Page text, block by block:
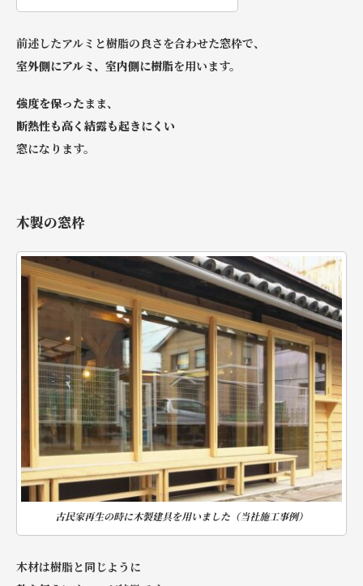
前述したアルミと樹脂の良さを合わせた窓枠で、
室外側にアルミ、室内側に樹脂を用います。
強度を保ったまま、
断熱性も高く結露も起きにくい
窓になります。
木製の窓枠
古民家再生の時に木製建具を用いました（当社施工事例）
木材は樹脂と同じように